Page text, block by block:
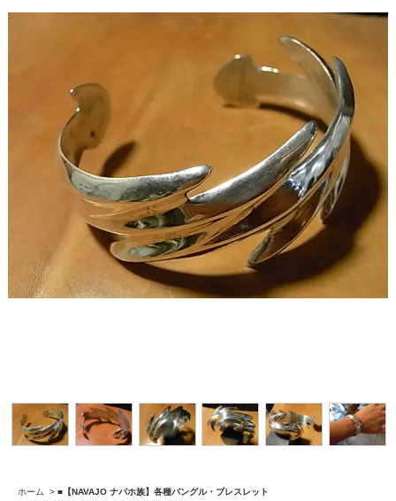
ホーム > ■【NAVAJO ナバホ族】各種バングル・ブレスレット